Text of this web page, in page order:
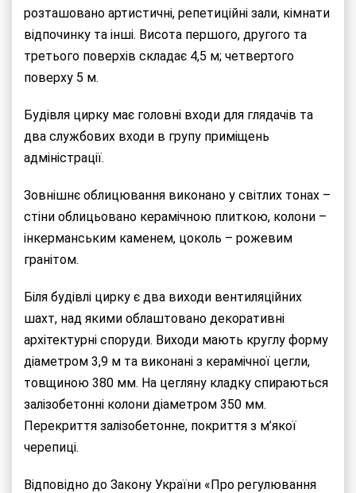
розташовано артистичні, репетиційні зали, кімнати
відпочинку та інші. Висота першого, другого та
третього поверхів складає 4,5 м; четвертого
поверху 5 м.
Будівля цирку має головні входи для глядачів та
два службових входи в групу приміщень
адміністрації.
Зовнішнє облицювання виконано у світлих тонах –
стіни облицьовано керамічною плиткою, колони –
інкерманським каменем, цоколь – рожевим
гранітом.
Біля будівлі цирку є два виходи вентиляційних
шахт, над якими облаштовано декоративні
архітектурні споруди. Виходи мають круглу форму
діаметром 3,9 м та виконані з керамічної цегли,
товщиною 380 мм. На цегляну кладку спираються
залізобетонні колони діаметром 350 мм.
Перекриття залізобетонне, покриття з м’якої
черепиці.
Відповідно до Закону України «Про регулювання